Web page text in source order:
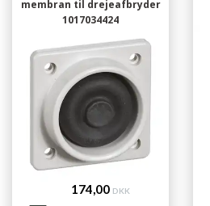
membran til drejeafbryder
1017034424
174,00 DKK